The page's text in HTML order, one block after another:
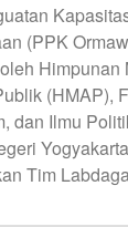
(PPK
Himpunan
(HMAP),
dan Ilmu
Tim